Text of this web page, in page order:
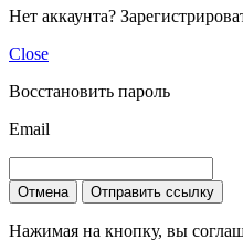
Нет аккаунта?
Close
Восстановить пароль
Email
Отмена Отправить ссылку
Нажимая на кнопку, вы